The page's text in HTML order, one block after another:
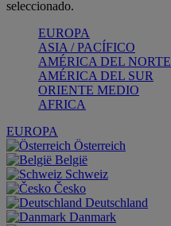
seleccionado.
EUROPA
ASIA / PACÍFICO
AMÉRICA DEL NORTE
AMÉRICA DEL SUR
ORIENTE MEDIO
AFRICA
EUROPA
Österreich
België
Schweiz
Česko
Deutschland
Danmark